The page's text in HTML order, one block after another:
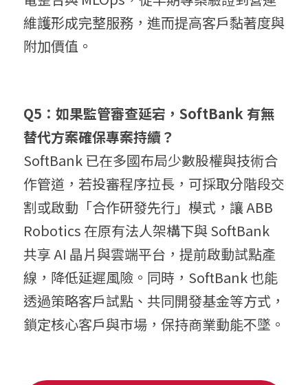
維護形成完整服務，進而提高客戶黏著度與
附加價值。
Q5：如果監管審查延宕，SoftBank 有無
替代方案確保專案持續？
SoftBank 已在多國布局少數股權與技術合
作管道，若投審程序拉長，可採取分階段交
割或啟動「合作研發先行」模式，讓 ABB
Robotics 在原有法人架構下與 SoftBank
共享 AI 晶片與雲端平台，提前啟動試點產
線，降低延遲風險。同時，SoftBank 也能
透過策略客戶試點、共同開發基金等方式，
鎖定核心客戶與市場，保持商業動能不墜。